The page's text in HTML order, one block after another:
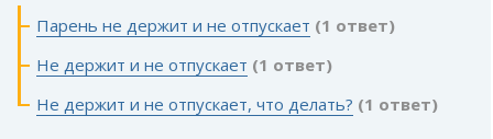
Парень не держит и не отпускает (1 ответ)
Не держит и не отпускает (1 ответ)
Не держит и не отпускает, что делать? (1 ответ)